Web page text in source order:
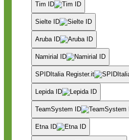
Tim ID
Sielte ID
Aruba ID
Namirial ID
SPIDItalia Register.it
Lepida ID
TeamSystem ID
Etna ID